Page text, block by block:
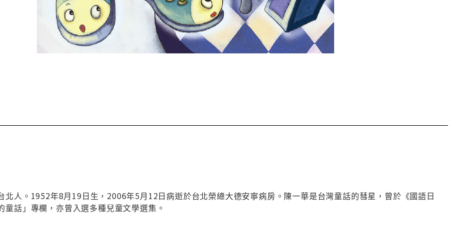
北人。1952年8月19日生，2006年5月12日病逝於台北榮總大德安寧病房。陳一華是台灣童話的彗星，曾於《國語日
童話」專欄，亦曾入選多種兒童文學選集。